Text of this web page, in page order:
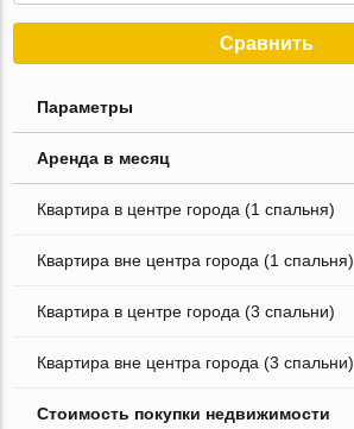
Сравнить
Параметры
Аренда в месяц
Квартира в центре города (1 спальня)
Квартира вне центра города (1 спальня)
Квартира в центре города (3 спальни)
Квартира вне центра города (3 спальни)
Стоимость покупки недвижимости